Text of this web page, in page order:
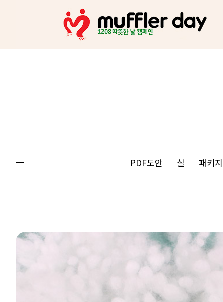
PDF도안 실 패키지